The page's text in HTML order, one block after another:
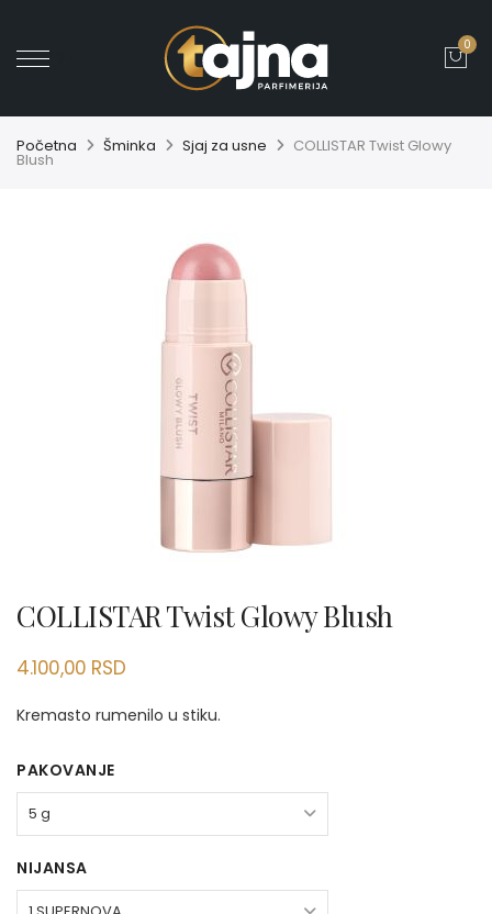
0
Početna Šminka Sjaj za usne COLLISTAR Twist Glowy
Blush
COLLISTAR Twist Glowy Blush
4.100,00 RSD
Kremasto rumenilo u stiku.
PAKOVANJE
NIJANSA